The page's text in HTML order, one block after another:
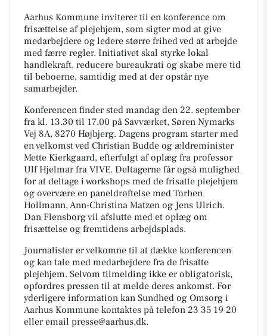
Aarhus Kommune inviterer til en konference om
frisættelse af plejehjem, som sigter mod at give
medarbejdere og ledere større frihed ved at arbejde
med færre regler. Initiativet skal styrke lokal
handlekraft, reducere bureaukrati og skabe mere tid
til beboerne, samtidig med at der opstår nye
samarbejder.
Konferencen finder sted mandag den 22. september
fra kl. 13.30 til 17.00 på Savværket, Søren Nymarks
Vej 8A, 8270 Højbjerg. Dagens program starter med
en velkomst ved Christian Budde og ældreminister
Mette Kierkgaard, efterfulgt af oplæg fra professor
Ulf Hjelmar fra VIVE. Deltagerne får også mulighed
for at deltage i workshops med de frisatte plejehjem
og overvære en paneldrøftelse med Torben
Hollmann, Ann-Christina Matzen og Jens Ulrich.
Dan Flensborg vil afslutte med et oplæg om
frisættelse og fremtidens arbejdsplads.
Journalister er velkomne til at dække konferencen
og kan tale med medarbejdere fra de frisatte
plejehjem. Selvom tilmelding ikke er obligatorisk,
opfordres pressen til at melde deres ankomst. For
yderligere information kan Sundhed og Omsorg i
Aarhus Kommune kontaktes på telefon 23 35 19 20
eller email presse@aarhus.dk.